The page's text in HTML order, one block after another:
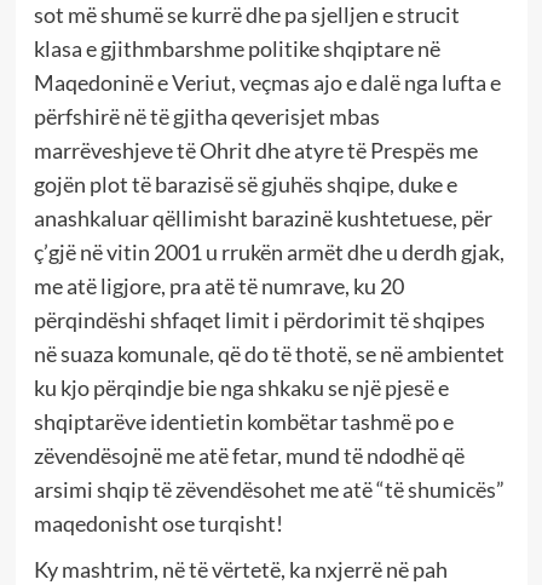
sot më shumë se kurrë dhe pa sjelljen e strucit
klasa e gjithmbarshme politike shqiptare në
Maqedoninë e Veriut, veçmas ajo e dalë nga lufta e
përfshirë në të gjitha qeverisjet mbas
marrëveshjeve të Ohrit dhe atyre të Prespës me
gojën plot të barazisë së gjuhës shqipe, duke e
anashkaluar qëllimisht barazinë kushtetuese, për
ç’gjë në vitin 2001 u rrukën armët dhe u derdh gjak,
me atë ligjore, pra atë të numrave, ku 20
përqindëshi shfaqet limit i përdorimit të shqipes
në suaza komunale, që do të thotë, se në ambientet
ku kjo përqindje bie nga shkaku se një pjesë e
shqiptarëve identietin kombëtar tashmë po e
zëvendësojnë me atë fetar, mund të ndodhë që
arsimi shqip të zëvendësohet me atë “të shumicës”
maqedonisht ose turqisht!
Ky mashtrim, në të vërtetë, ka nxjerrë në pah